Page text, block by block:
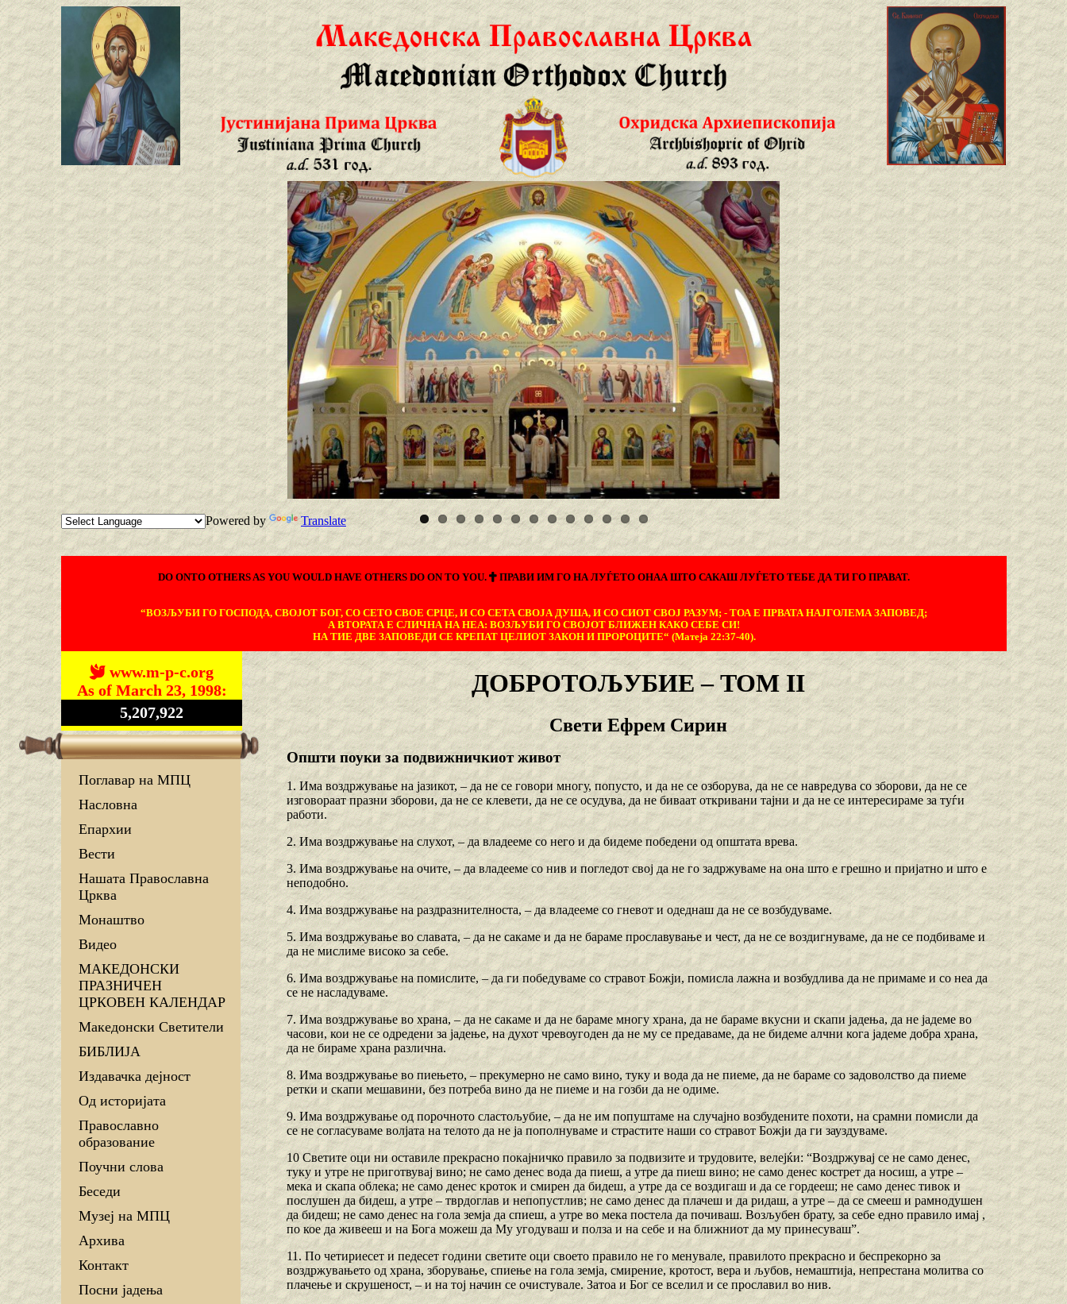
Powered by Translate
DO ONTO OTHERS AS YOU WOULD HAVE OTHERS DO ON TO YOU. ПРАВИ ИМ ГО НА ЛУЃЕТО ОНАА ШТО САКАШ ЛУЃЕТО ТЕБЕ ДА ТИ ГО ПРАВАТ.
“ВОЗЉУБИ ГО ГОСПОДА, СВОЈОТ БОГ, СО СЕТО СВОЕ СРЦЕ, И СО СЕТА СВОЈА ДУША, И СО СИОТ СВОЈ РАЗУМ; - ТОА Е ПРВАТА НАЈГОЛЕМА ЗАПОВЕД;
А ВТОРАТА Е СЛИЧНА НА НЕА: ВОЗЉУБИ ГО СВОЈОТ БЛИЖЕН КАКО СЕБЕ СИ!
НА ТИЕ ДВЕ ЗАПОВЕДИ СЕ КРЕПАТ ЦЕЛИОТ ЗАКОН И ПРОРОЦИТЕ“ (Матеја 22:37-40).
www.m-p-c.org
As of March 23, 1998:
5,207,922
Поглавар на МПЦ
Насловна
Епархии
Вести
Нашата Православна
Црква
Монаштво
Видео
МАКЕДОНСКИ
ПРАЗНИЧЕН
ЦРКОВЕН КАЛЕНДАР
Македонски Светители
БИБЛИЈА
Издавачка дејност
Од историјата
Православно
образование
Поучни слова
Беседи
Музеј на МПЦ
Архива
Контакт
Посни јадења
ДОБРОТОЉУБИЕ – TOM II
Свети Ефрем Сирин
Општи поуки за подвижничкиот живот
1. Има воздржување на јазикот, – да не се говори многу, попусто, и да не се озборува, да не се навредува со зборови, да не се
изговораат празни зборови, да не се клевети, да не се осудува, да не биваат откривани тајни и да не се интересираме за туѓи
работи.
2. Има воздржување на слухот, – да владееме со него и да бидеме победени од општата врева.
3. Има воздржување на очите, – да владееме со нив и погледот свој да не го задржуваме на она што е грешно и пријатно и што е
неподобно.
4. Има воздржување на раздразнителноста, – да владееме со гневот и одеднаш да не се возбудуваме.
5. Има воздржување во славата, – да не сакаме и да не бараме прославување и чест, да не се воздигнуваме, да не се подбиваме и
да не мислиме високо за себе.
6. Има воздржување на помислите, – да ги победуваме со стравот Божји, помисла лажна и возбудлива да не примаме и со неа да
се не насладуваме.
7. Има воздржување во храна, – да не сакаме и да не бараме многу храна, да не бараме вкусни и скапи јадења, да не јадеме во
часови, кои не се одредени за јадење, на духот чревоугоден да не му се предаваме, да не бидеме алчни кога јадеме добра храна,
да не бираме храна различна.
8. Има воздржување во пиењето, – прекумерно не само вино, туку и вода да не пиеме, да не бараме со задоволство да пиеме
ретки и скапи мешавини, без потреба вино да не пиеме и на гозби да не одиме.
9. Има воздржување од порочното сластољубие, – да не им попуштаме на случајно возбудените похоти, на срамни помисли да
се не согласуваме волјата на телото да не ја пополнуваме и страстите наши со стравот Божји да ги зауздуваме.
10 Светите оци ни оставиле прекрасно покајничко правило за подвизите и трудовите, велејќи: “Воздржувај се не само денес,
туку и утре не приготвувај вино; не само денес вода да пиеш, а утре да пиеш вино; не само денес кострет да носиш, а утре –
мека и скапа облека; не само денес кроток и смирен да бидеш, а утре да се воздигаш и да се гордееш; не само денес тивок и
послушен да бидеш, а утре – тврдоглав и непопустлив; не само денес да плачеш и да ридаш, а утре – да се смееш и рамнодушен
да бидеш; не само денес на гола земја да спиеш, а утре во мека постела да почиваш. Возљубен брату, за себе едно правило имај ,
по кое да живееш и на Бога можеш да Му угодуваш и полза и на себе и на ближниот да му принесуваш”.
11. По четириесет и педесет години светите оци своето правило не го менувале, правилото прекрасно и беспрекорно за
воздржувањето од храна, зборување, спиење на гола земја, смирение, кротост, вера и љубов, немаштија, непрестана молитва со
плачење и скрушеност, – и на тој начин се очистувале. Затоа и Бог се вселил и се прославил во нив.